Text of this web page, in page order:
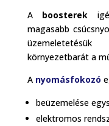
A boosterek
magasabb
környezetbarát a
A nyomásfokozó
beüzemelése
elektromos